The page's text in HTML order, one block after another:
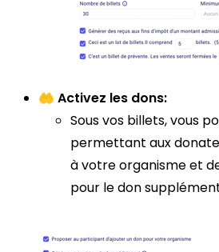
🤲 Activez les dons:
Sous vos billets, vous
permettant aux
à votre organisme et
pour le don